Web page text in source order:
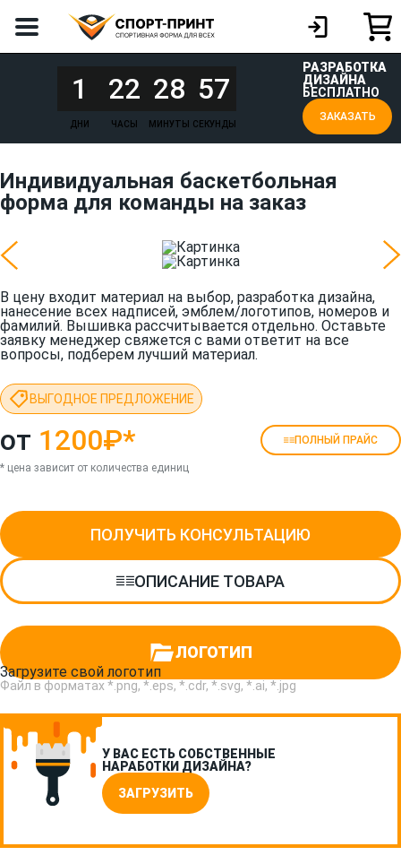
1
ДНИ
22
ЧАСЫ
28
МИНУТЫ
57
СЕКУНДЫ
РАЗРАБОТКА
ДИЗАЙНА
БЕСПЛАТНО
ЗАКАЗАТЬ
Индивидуальная баскетбольная
форма для команды на заказ
В цену входит материал на выбор, разработка дизайна,
нанесение всех надписей, эмблем/логотипов, номеров и
фамилий. Вышивка рассчитывается отдельно. Оставьте
заявку менеджер свяжется с вами ответит на все
вопросы, подберем лучший материал.
ВЫГОДНОЕ ПРЕДЛОЖЕНИЕ
от 1200₽* ПОЛНЫЙ ПРАЙС
* цена зависит от количества единиц
ПОЛУЧИТЬ КОНСУЛЬТАЦИЮ
ОПИСАНИЕ ТОВАРА
ЛОГОТИП
Загрузите свой логотип
Файл в форматах *.png, *.eps, *.cdr, *.svg, *.ai, *.jpg
У ВАС ЕСТЬ СОБСТВЕННЫЕ
НАРАБОТКИ ДИЗАЙНА?
ЗАГРУЗИТЬ